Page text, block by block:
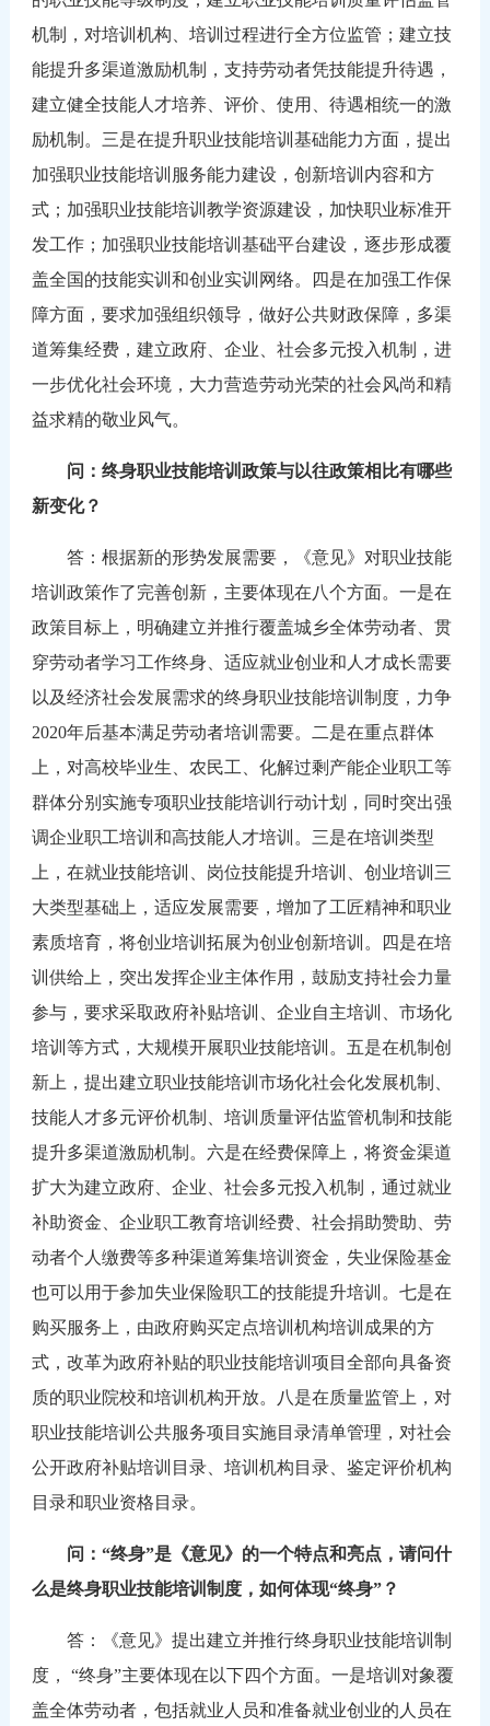
机制，对培训机构、培训过程进行全方位监管；建立技
能提升多渠道激励机制，支持劳动者凭技能提升待遇，
建立健全技能人才培养、评价、使用、待遇相统一的激
励机制。三是在提升职业技能培训基础能力方面，提出
加强职业技能培训服务能力建设，创新培训内容和方
式；加强职业技能培训教学资源建设，加快职业标准开
发工作；加强职业技能培训基础平台建设，逐步形成覆
盖全国的技能实训和创业实训网络。四是在加强工作保
障方面，要求加强组织领导，做好公共财政保障，多渠
道筹集经费，建立政府、企业、社会多元投入机制，进
一步优化社会环境，大力营造劳动光荣的社会风尚和精
益求精的敬业风气。
问：终身职业技能培训政策与以往政策相比有哪些
新变化？
答：根据新的形势发展需要，《意见》对职业技能
培训政策作了完善创新，主要体现在八个方面。一是在
政策目标上，明确建立并推行覆盖城乡全体劳动者、贯
穿劳动者学习工作终身、适应就业创业和人才成长需要
以及经济社会发展需求的终身职业技能培训制度，力争
2020年后基本满足劳动者培训需要。二是在重点群体
上，对高校毕业生、农民工、化解过剩产能企业职工等
群体分别实施专项职业技能培训行动计划，同时突出强
调企业职工培训和高技能人才培训。三是在培训类型
上，在就业技能培训、岗位技能提升培训、创业培训三
大类型基础上，适应发展需要，增加了工匠精神和职业
素质培育，将创业培训拓展为创业创新培训。四是在培
训供给上，突出发挥企业主体作用，鼓励支持社会力量
参与，要求采取政府补贴培训、企业自主培训、市场化
培训等方式，大规模开展职业技能培训。五是在机制创
新上，提出建立职业技能培训市场化社会化发展机制、
技能人才多元评价机制、培训质量评估监管机制和技能
提升多渠道激励机制。六是在经费保障上，将资金渠道
扩大为建立政府、企业、社会多元投入机制，通过就业
补助资金、企业职工教育培训经费、社会捐助赞助、劳
动者个人缴费等多种渠道筹集培训资金，失业保险基金
也可以用于参加失业保险职工的技能提升培训。七是在
购买服务上，由政府购买定点培训机构培训成果的方
式，改革为政府补贴的职业技能培训项目全部向具备资
质的职业院校和培训机构开放。八是在质量监管上，对
职业技能培训公共服务项目实施目录清单管理，对社会
公开政府补贴培训目录、培训机构目录、鉴定评价机构
目录和职业资格目录。
问：“终身”是《意见》的一个特点和亮点，请问什
么是终身职业技能培训制度，如何体现“终身”？
答：《意见》提出建立并推行终身职业技能培训制
度，
“终身”主要体现在以下四个方面。一是培训对象覆
盖全体劳动者，包括就业人员和准备就业创业的人员在